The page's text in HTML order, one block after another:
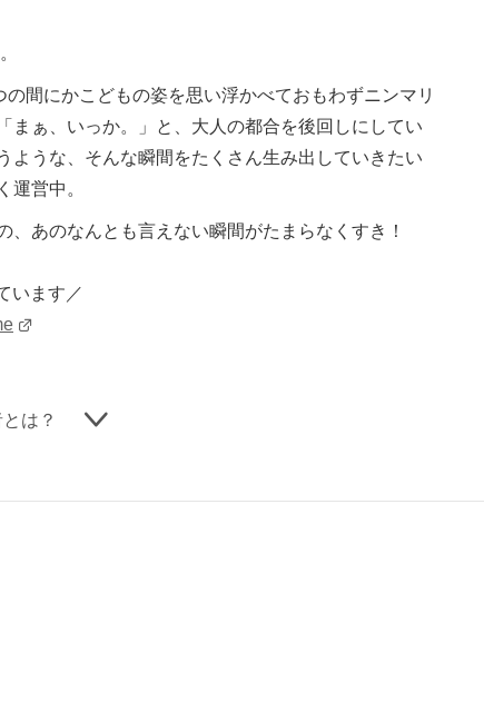
間にかこどもの姿を思い浮かべておもわずニンマリ
まぁ、いっか。」と、大人の都合を後回しにしてい
ような、そんな瞬間をたくさん生み出していきたい
運営中。
、あのなんとも言えない瞬間がたまらなくすき！
います／
は？